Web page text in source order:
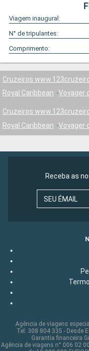
Viagem inaugural:
N° de tripulantes:
Comprimento:
Cruzeiros
Royal Caribbean
Voyager
Cruzeiros
Royal Caribbean
Voyager
Receba as
SEU ÉMAIL
Agência de viagens
Tel: 308 804 335 - Desde
Garantia financeira
Agência de viagens n° 006 02